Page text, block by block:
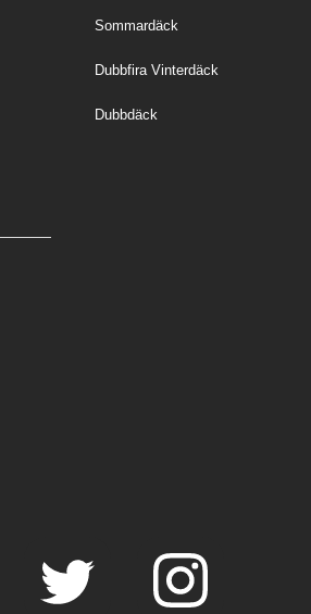
Sommardäck
Dubbfira Vinterdäck
Dubbdäck